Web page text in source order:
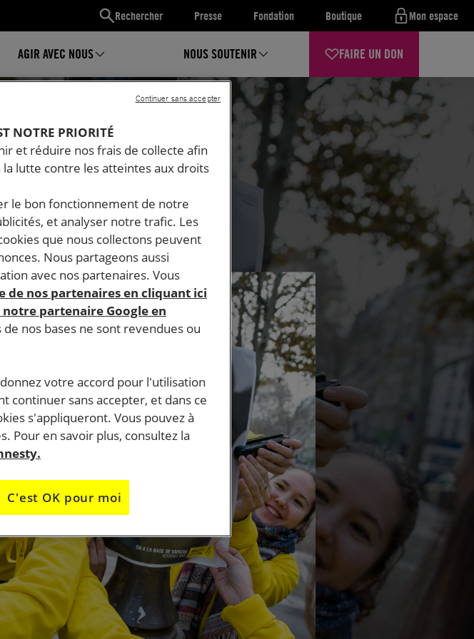
Rechercher Presse Fondation Boutique Mon espace
AGIR AVEC NOUS NOUS SOUTENIR FAIRE UN DON
NOTRE PRIORITÉ
et réduire nos frais de collecte afin
lutte contre les atteintes aux droits
le bon fonctionnement de notre
et analyser notre trafic. Les
que nous collectons peuvent
Nous partageons aussi
avec nos partenaires. Vous
de nos partenaires en cliquant ici
partenaire Google en
de nos bases ne sont revendues ou
donnez votre accord pour l'utilisation
continuer sans accepter, et dans ce
s'appliqueront. Vous pouvez à
Pour en savoir plus, consultez la
C'est OK pour moi
Continuer sans accepter